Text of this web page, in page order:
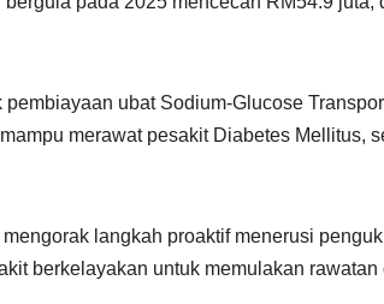
ubat Sodium-Glucose
merawat pesakit Diabetes Mellitus,
langkah proaktif menerusi
berkelayakan untuk memulakan